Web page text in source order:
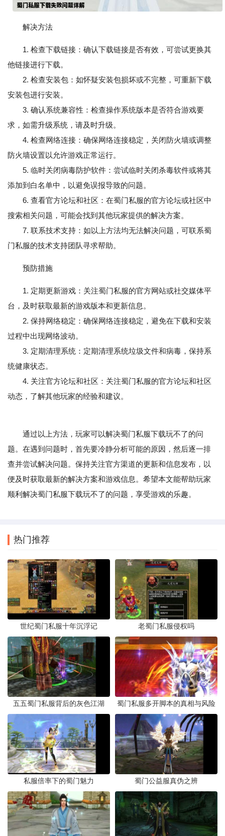
解决方法
1. 检查下载链接：确认下载链接是否有效，可尝试更换其
他链接进行下载。
2. 检查安装包：如怀疑安装包损坏或不完整，可重新下载
安装包进行安装。
3. 确认系统兼容性：检查操作系统版本是否符合游戏要
求，如需升级系统，请及时升级。
4. 检查网络连接：确保网络连接稳定，关闭防火墙或调整
防火墙设置以允许游戏正常运行。
5. 临时关闭病毒防护软件：尝试临时关闭杀毒软件或将其
添加到白名单中，以避免误报导致的问题。
6. 查看官方论坛和社区：在蜀门私服的官方论坛或社区中
搜索相关问题，可能会找到其他玩家提供的解决方案。
7. 联系技术支持：如以上方法均无法解决问题，可联系蜀
门私服的技术支持团队寻求帮助。
预防措施
1. 定期更新游戏：关注蜀门私服的官方网站或社交媒体平
台，及时获取最新的游戏版本和更新信息。
2. 保持网络稳定：确保网络连接稳定，避免在下载和安装
过程中出现网络波动。
3. 定期清理系统：定期清理系统垃圾文件和病毒，保持系
统健康状态。
4. 关注官方论坛和社区：关注蜀门私服的官方论坛和社区
动态，了解其他玩家的经验和建议。
通过以上方法，玩家可以解决蜀门私服下载玩不了的问
题。在遇到问题时，首先要冷静分析可能的原因，然后逐一排
查并尝试解决问题。保持关注官方渠道的更新和信息发布，以
便及时获取最新的解决方案和游戏信息。希望本文能帮助玩家
顺利解决蜀门私服下载玩不了的问题，享受游戏的乐趣。
热门推荐
世纪蜀门私服十年沉浮记 老蜀门私服侵权吗
五五蜀门私服背后的灰色江湖 蜀门私服多开脚本的真相与风险
私服倍率下的蜀门魅力 蜀门公益服真伪之辨